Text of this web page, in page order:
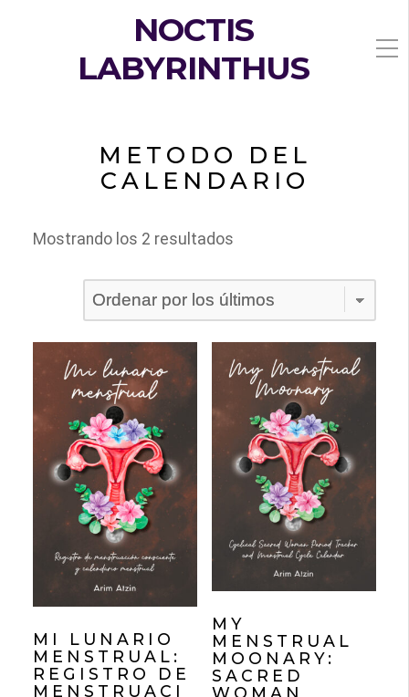
NOCTIS
LABYRINTHUS
METODO DEL
CALENDARIO
Mostrando los 2 resultados
los
últimos
MI LUNARIO
MENSTRUAL:
REGISTRO DE
MENSTRUACI
MY
MENSTRUAL
MOONARY:
SACRED
WOMAN